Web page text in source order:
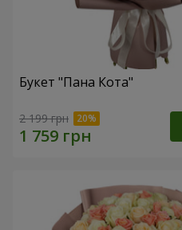
Букет "Пана Кота"
2 199 грн